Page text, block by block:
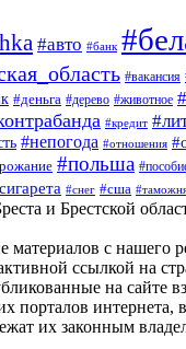
#авто #банк
#вакансия
#деньга #дерево #животное
#кредит
#непогода #отношения
#польша
#снег #сша
и Брестской
с нашего
ссылкой на
на сайте
порталов интернета,
их законным